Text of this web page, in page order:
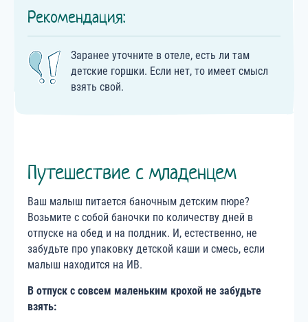
Рекомендация:
Заранее уточните в отеле, есть ли там
детские горшки. Если нет, то имеет смысл
взять свой.
Путешествие с младенцем
Ваш малыш питается баночным детским пюре?
Возьмите с собой баночки по количеству дней в
отпуске на обед и на полдник. И, естественно, не
забудьте про упаковку детской каши и смесь, если
малыш находится на ИВ.
В отпуск с совсем маленьким крохой не забудьте
взять: